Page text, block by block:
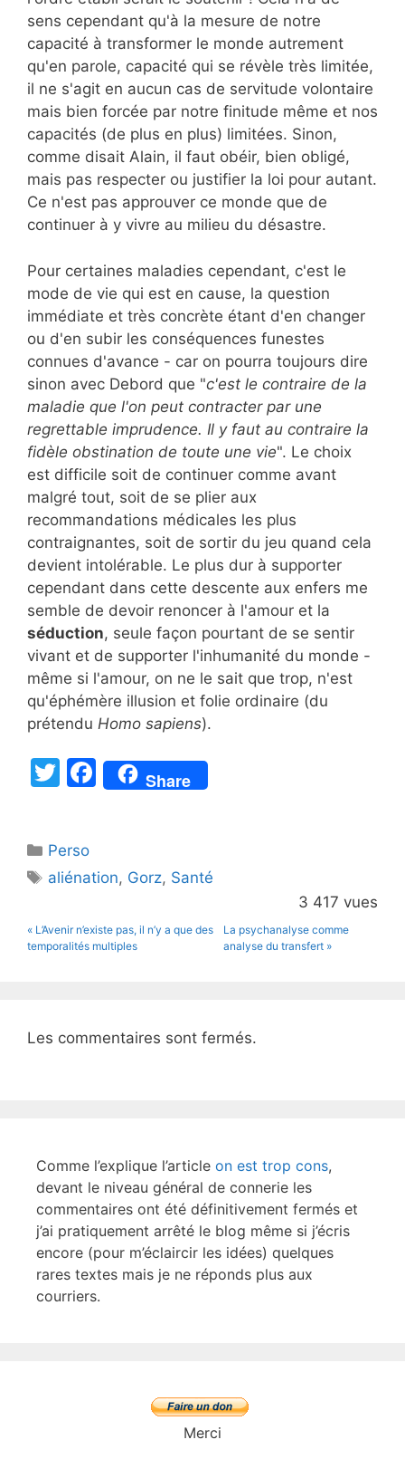
sens cependant qu'à la mesure de notre
capacité à transformer le monde autrement
qu'en parole, capacité qui se révèle très limitée,
il ne s'agit en aucun cas de servitude volontaire
mais bien forcée par notre finitude même et nos
capacités (de plus en plus) limitées. Sinon,
comme disait Alain, il faut obéir, bien obligé,
mais pas respecter ou justifier la loi pour autant.
Ce n'est pas approuver ce monde que de
continuer à y vivre au milieu du désastre.
Pour certaines maladies cependant, c'est le
mode de vie qui est en cause, la question
immédiate et très concrète étant d'en changer
ou d'en subir les conséquences funestes
connues d'avance - car on pourra toujours dire
sinon avec Debord que "c'est le contraire de la
maladie que l'on peut contracter par une
regrettable imprudence. Il y faut au contraire la
fidèle obstination de toute une vie". Le choix
est difficile soit de continuer comme avant
malgré tout, soit de se plier aux
recommandations médicales les plus
contraignantes, soit de sortir du jeu quand cela
devient intolérable. Le plus dur à supporter
cependant dans cette descente aux enfers me
semble de devoir renoncer à l'amour et la
séduction, seule façon pourtant de se sentir
vivant et de supporter l'inhumanité du monde -
même si l'amour, on ne le sait que trop, n'est
qu'éphémère illusion et folie ordinaire (du
prétendu Homo sapiens).
T
er
F
a
b
o
o
Share
Catégories
Perso
Étiquettes
aliénation, Gorz, Santé
3 417 vues
« L’Avenir n’existe pas, il n’y a que des
temporalités multiples
La psychanalyse comme
analyse du transfert »
Les commentaires sont fermés.
Comme l’explique l’article on est trop cons,
devant le niveau général de connerie les
commentaires ont été définitivement fermés et
j’ai pratiquement arrêté le blog même si j’écris
encore (pour m’éclaircir les idées) quelques
rares textes mais je ne réponds plus aux
courriers.
Merci